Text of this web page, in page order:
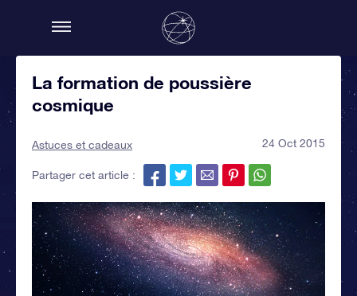
La formation de poussière
cosmique
Astuces et cadeaux 24 Oct 2015
Partager cet article :